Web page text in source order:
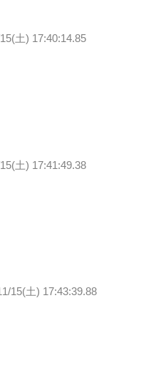
土) 17:40:14.85
土) 17:41:49.38
15(土) 17:43:39.88